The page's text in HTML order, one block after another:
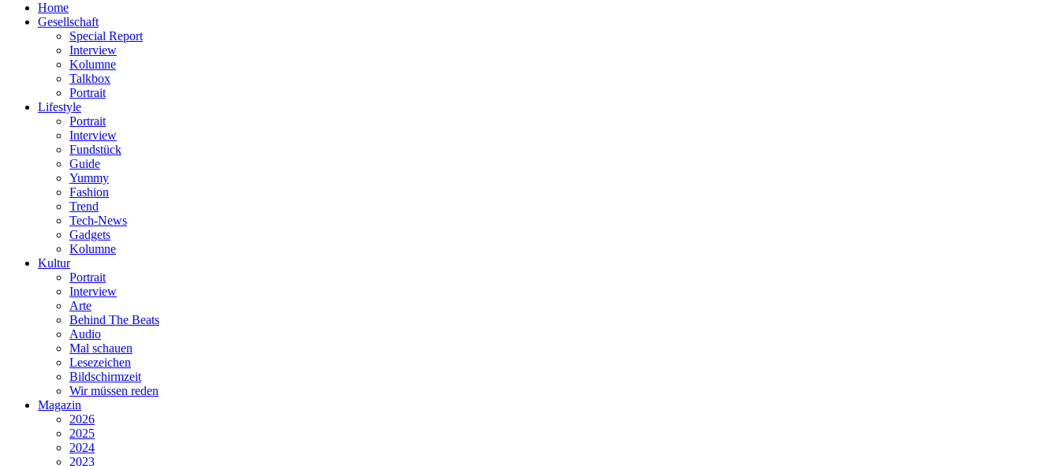
Home
Gesellschaft
Special Report
Interview
Kolumne
Talkbox
Portrait
Lifestyle
Portrait
Interview
Fundstück
Guide
Yummy
Fashion
Trend
Tech-News
Gadgets
Kolumne
Kultur
Portrait
Interview
Arte
Behind The Beats
Audio
Mal schauen
Lesezeichen
Bildschirmzeit
Wir müssen reden
Magazin
2026
2025
2024
2023